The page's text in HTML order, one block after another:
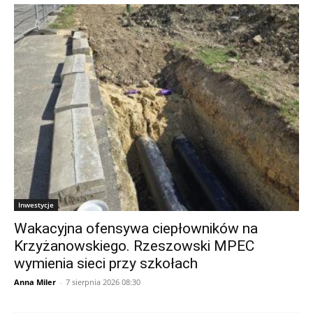
Inwestycje
Wakacyjna ofensywa ciepłowników na
Krzyżanowskiego. Rzeszowski MPEC
wymienia sieci przy szkołach
Anna Miler - 7 sierpnia 2026 08:30